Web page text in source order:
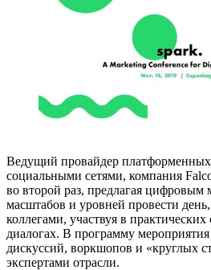
Ведущий провайдер платформенных
социальными сетями, компания
во второй раз, предлагая цифровым
масштабов и уровней провести
коллегами, участвуя в
диалогах. В программу
дискуссий, воркшопов и «круглых
экспертами отрасли.